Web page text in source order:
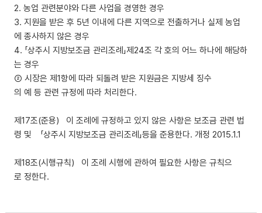
2. 농업 관련분야와 다른 사업을 경영한 경우
3. 지원을 받은 후 5년 이내에 다른 지역으로 전출하거나 실제 농업
에 종사하지 않은 경우
4. 「상주시 지방보조금 관리조례」제24조 각 호의 어느 하나에 해당하
는 경우
② 시장은 제1항에 따라 되돌려 받은 지원금은 지방세 징수
의 예 등 관련 규정에 따라 처리한다.
제17조(준용) 이 조례에 규정하고 있지 않은 사항은 보조금 관련 법
령 및 「상주시 지방보조금 관리조례」등을 준용한다. 개정 2015.1.1
제18조(시행규칙) 이 조례 시행에 관하여 필요한 사항은 규칙으
로 정한다.